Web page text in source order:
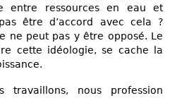
entre ressources en eau et
être d’accord avec cela ?
ne peut pas y être opposé. Le
cette idéologie, se cache la
travaillons, nous profession